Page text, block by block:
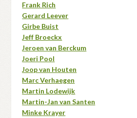
Frank Rich
Gerard Leever
Girbe Buist
Jeff Broeckx
Jeroen van Berckum
Joeri Pool
Joop van Houten
Marc Verhaegen
Martin Lodewijk
Martin-Jan van Santen
Minke Krayer